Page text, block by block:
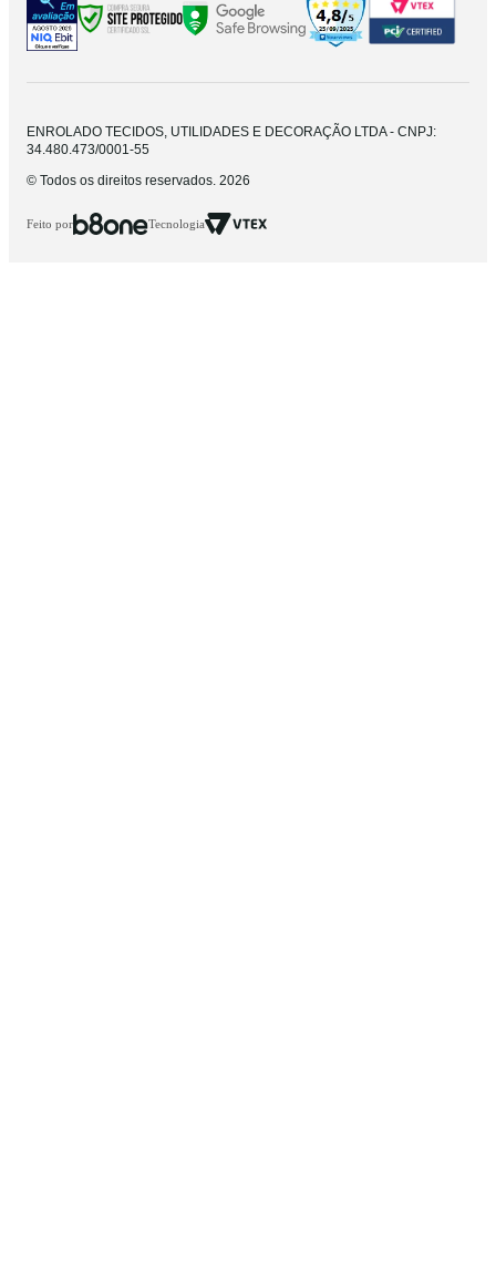
ENROLADO TECIDOS, UTILIDADES E DECORAÇÃO LTDA - CNPJ:
34.480.473/0001-55
© Todos os direitos reservados. 2026
Feito por Tecnologia